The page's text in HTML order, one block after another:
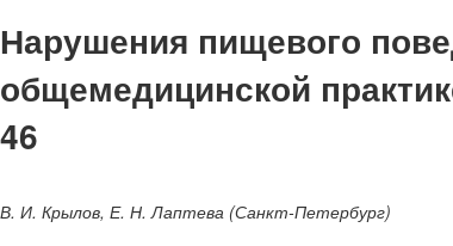
Нарушения пищевого
общемедицинской
46
В. И. Крылов, Е. Н. Лаптева (Санкт-Петербург)